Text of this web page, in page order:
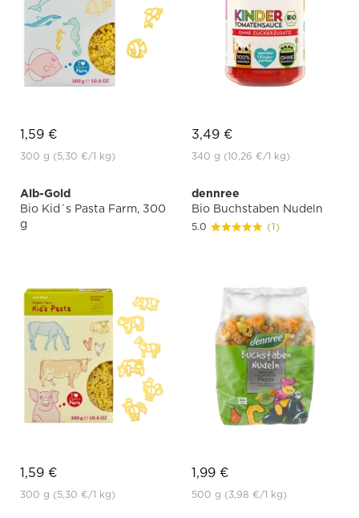
1,59 €
300 g (5,30 €/1 kg)
3,49 €
340 g (10,26 €/1 kg)
Alb-Gold
Bio Kid´s Pasta Farm, 300
g
1,59 €
300 g (5,30 €/1 kg)
dennree
Bio Buchstaben Nudeln
5.0 (1)
1,99 €
500 g (3,98 €/1 kg)